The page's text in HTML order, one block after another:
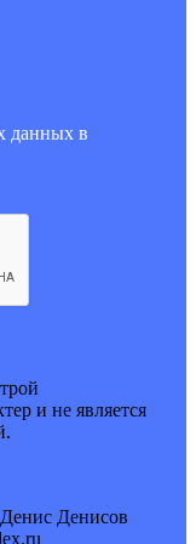
данных в
и не является
Денисов